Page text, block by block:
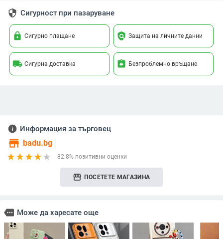
security Сигурност при пазаруване
lock Сигурно плащане policy Защита на личните данни
local_shipping Сигурна доставка assignment_return Безпроблемно връщане
info Информация за търговец
store badu.bg
82.8% позитивни оценки
storefront ПОСЕТЕТЕ МАГАЗИНА
more Може да харесате още